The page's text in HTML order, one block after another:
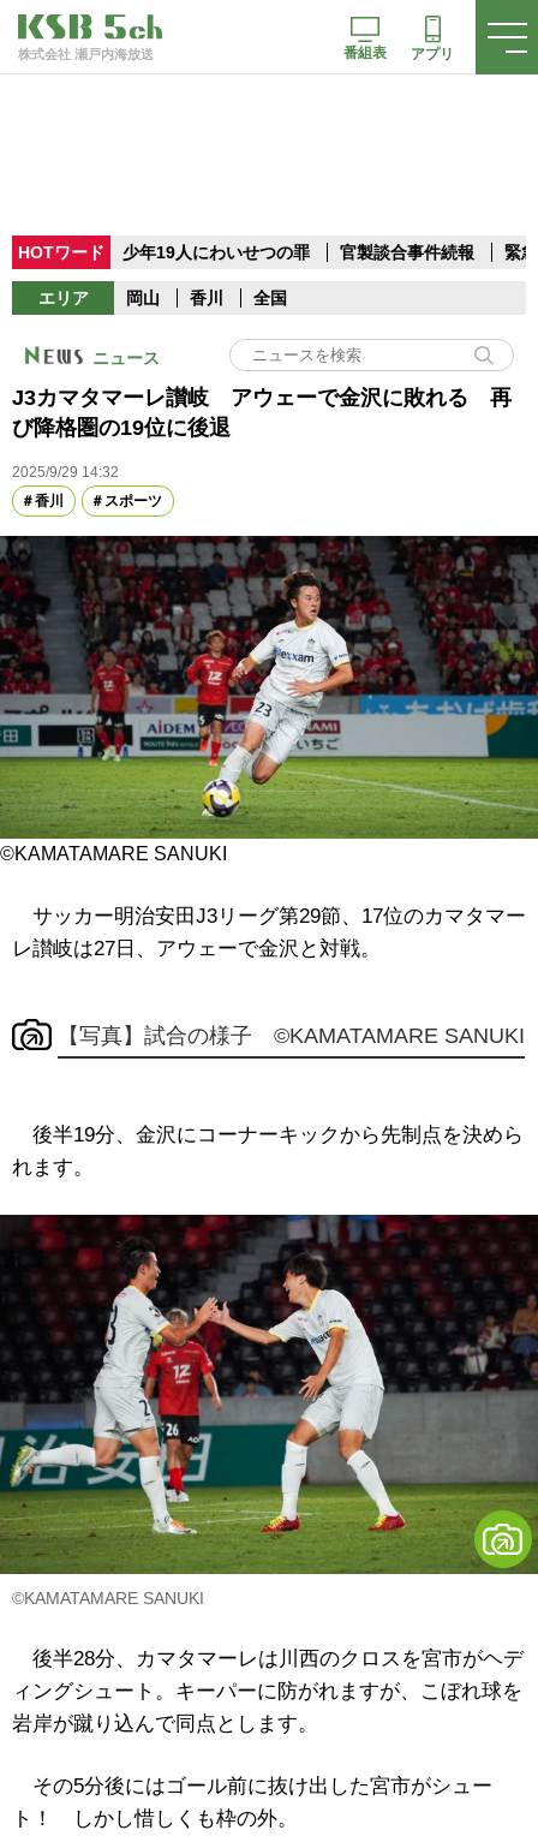
株式会社 瀬戸内海放送 番組表 アプリ
HOTワード 少年19人にわいせつの罪 官製談合事件続報 緊
エリア 岡山 香川 全国
ニュース
J3カマタマーレ讃岐 アウェーで金沢に敗れる 再
び降格圏の19位に後退
2025/9/29 14:32
香川
スポーツ
©KAMATAMARE SANUKI
サッカー明治安田J3リーグ第29節、17位のカマタマー
レ讃岐は27日、アウェーで金沢と対戦。
【写真】試合の様子 ©KAMATAMARE SANUKI
後半19分、金沢にコーナーキックから先制点を決めら
れます。
©KAMATAMARE SANUKI
後半28分、カマタマーレは川西のクロスを宮市がヘデ
ィングシュート。キーパーに防がれますが、こぼれ球を
岩岸が蹴り込んで同点とします。
その5分後にはゴール前に抜け出した宮市がシュー
ト！ しかし惜しくも枠の外。